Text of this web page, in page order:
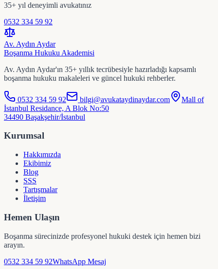
35+ yıl deneyimli avukatınız
0532 334 59 92
Av. Aydın Aydar
Boşanma Hukuku Akademisi
Av. Aydın Aydar'ın 35+ yıllık tecrübesiyle hazırladığı kapsamlı
boşanma hukuku makaleleri ve güncel hukuki rehberler.
0532 334 59 92 bilgi@avukataydinaydar.com
Mall of
İstanbul Residance, A Blok No:50
34490 Başakşehir/İstanbul
Kurumsal
Hakkımızda
Ekibimiz
Blog
SSS
Tartışmalar
İletişim
Hemen Ulaşın
Boşanma sürecinizde profesyonel hukuki destek için hemen bizi
arayın.
0532 334 59 92WhatsApp Mesaj